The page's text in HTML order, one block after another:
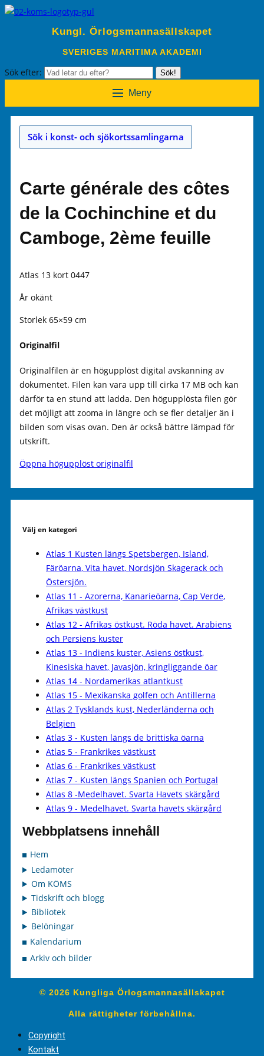
Kungl. Örlogsmannasällskapet
SVERIGES MARITIMA AKADEMI
Sök efter: Sök!
Meny
Sök i konst- och sjökortssamlingarna
Carte générale des côtes
de la Cochinchine et du
Camboge, 2ème feuille
Atlas 13 kort 0447
År okänt
Storlek 65×59 cm
Originalfil
Originalfilen är en högupplöst digital avskanning av
dokumentet. Filen kan vara upp till cirka 17 MB och kan
därför ta en stund att ladda. Den högupplösta filen gör
det möjligt att zooma in längre och se fler detaljer än i
bilden som visas ovan. Den är också bättre lämpad för
utskrift.
Öppna högupplöst originalfil
Välj en kategori
Atlas 1 Kusten längs Spetsbergen, Island,
Färöarna, Vita havet, Nordsjön Skagerack och
Östersjön.
Atlas 11 - Azorerna, Kanarieöarna, Cap Verde,
Afrikas västkust
Atlas 12 - Afrikas östkust. Röda havet. Arabiens
och Persiens kuster
Atlas 13 - Indiens kuster, Asiens östkust,
Kinesiska havet, Javasjön, kringliggande öar
Atlas 14 - Nordamerikas atlantkust
Atlas 15 - Mexikanska golfen och Antillerna
Atlas 2 Tysklands kust, Nederländerna och
Belgien
Atlas 3 - Kusten längs de brittiska öarna
Atlas 5 - Frankrikes västkust
Atlas 6 - Frankrikes västkust
Atlas 7 - Kusten längs Spanien och Portugal
Atlas 8 -Medelhavet. Svarta Havets skärgård
Atlas 9 - Medelhavet. Svarta havets skärgård
Webbplatsens innehåll
Hem
Ledamöter
Om KÖMS
Tidskrift och blogg
Bibliotek
Belöningar
Kalendarium
Arkiv och bilder
© 2026 Kungliga Örlogsmannasällskapet
Alla rättigheter förbehållna.
Copyright
Kontakt